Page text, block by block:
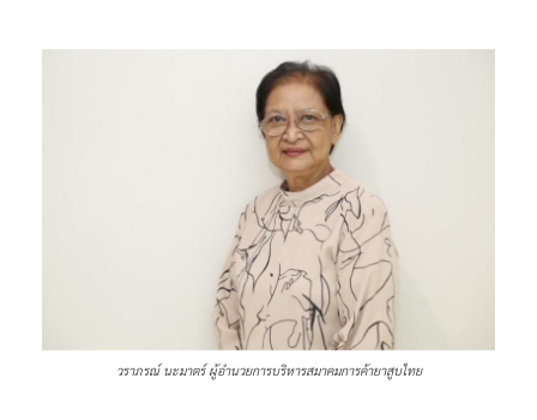
วราภรณ์ นะมาตร์ ผู้อำนวยการบริหารสมาคมการค้ายาสูบไทย